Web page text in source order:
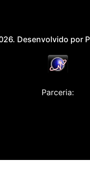
Desenvolvido por
Parceria: